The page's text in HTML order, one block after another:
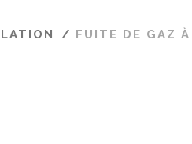
/ FUITE DE GAZ